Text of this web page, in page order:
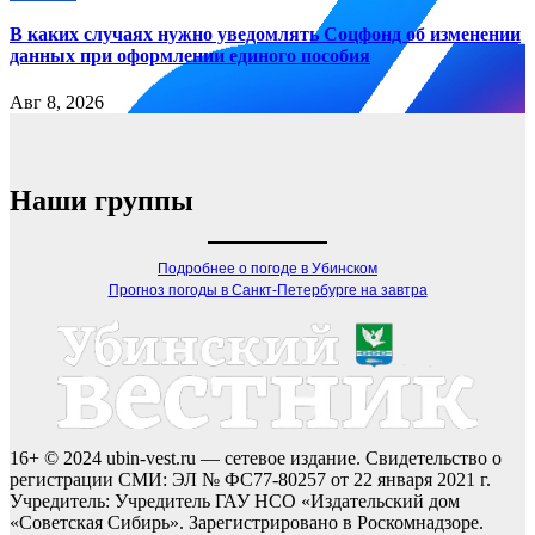
В каких случаях нужно уведомлять Соцфонд об изменении
данных при оформлении единого пособия
Авг 8, 2026
Наши группы
Подробнее о погоде в Убинском
Прогноз погоды в Санкт-Петербурге на завтра
16+ © 2024 ubin-vest.ru — сетевое издание. Свидетельство о
регистрации СМИ: ЭЛ № ФС77-80257 от 22 января 2021 г.
Учредитель: Учредитель ГАУ НСО «Издательский дом
«Советская Сибирь». Зарегистрировано в Роскомнадзоре.